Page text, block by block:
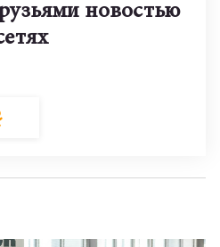
новостью